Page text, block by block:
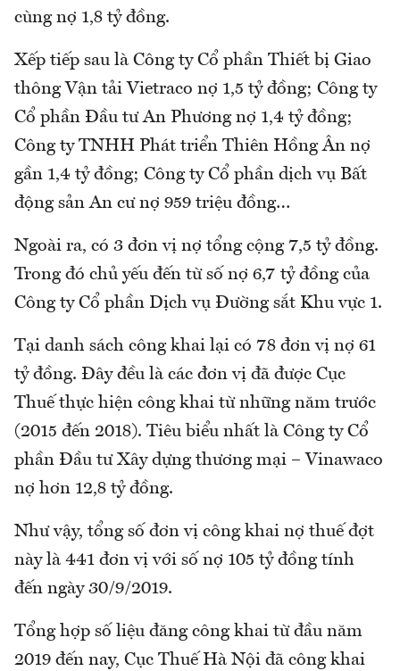
cùng nợ 1,8 tỷ đồng.
Xếp tiếp sau là Công ty Cổ phần Thiết bị Giao
thông Vận tải Vietraco nợ 1,5 tỷ đồng; Công ty
Cổ phần Đầu tư An Phương nợ 1,4 tỷ đồng;
Công ty TNHH Phát triển Thiên Hồng Ân nợ
gần 1,4 tỷ đồng; Công ty Cổ phần dịch vụ Bất
động sản An cư nợ 959 triệu đồng…
Ngoài ra, có 3 đơn vị nợ tổng cộng 7,5 tỷ đồng.
Trong đó chủ yếu đến từ số nợ 6,7 tỷ đồng của
Công ty Cổ phần Dịch vụ Đường sắt Khu vực 1.
Tại danh sách công khai lại có 78 đơn vị nợ 61
tỷ đồng. Đây đều là các đơn vị đã được Cục
Thuế thực hiện công khai từ những năm trước
(2015 đến 2018). Tiêu biểu nhất là Công ty Cổ
phần Đầu tư Xây dựng thương mại – Vinawaco
nợ hơn 12,8 tỷ đồng.
Như vậy, tổng số đơn vị công khai nợ thuế đợt
này là 441 đơn vị với số nợ 105 tỷ đồng tính
đến ngày 30/9/2019.
Tổng hợp số liệu đăng công khai từ đầu năm
2019 đến nay, Cục Thuế Hà Nội đã công khai